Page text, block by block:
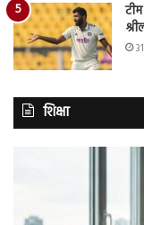
शिक्षा